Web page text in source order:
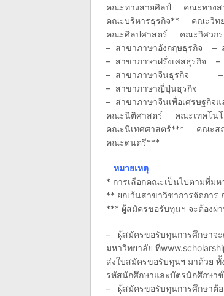
คณะทางสายศิลป์ คณะทางส
คณะบริหารธุรกิจ** คณะวิทย
คณะศิลปศาสตร์ คณะวิศวกร
– สาขาภาษาอังกฤษธุรกิจ –
– สาขาภาษาฝรั่งเศสธุรกิจ –
– สาขาภาษาจีนธุรกิจ – สา
– สาขาภาษาญี่ปุ่นธุรกิจ
– สาขาภาษาจีนเพื่อเศรษฐ
คณะนิติศาสตร์ คณะเทคโนโ
คณะนิเทศศาสตร์*** คณะสถ
คณะดนตรี***
หมายเหตุ
* การเลือกคณะเป็นไปตามที่ม
** ยกเว้นสาขาวิชาการจัดการ
*** ผู้สมัครขอรับทุนฯ จะต้องผ่
– ผู้สมัครขอรับทุนการศึกษาจะ
มหาวิทยาลัย ที่
ส่งใบสมัครขอรับทุนฯ มาด้วย
รหัสนักศึกษาและบัตรนักศึกษา
– ผู้สมัครขอรับทุนการศึกษาต้อ